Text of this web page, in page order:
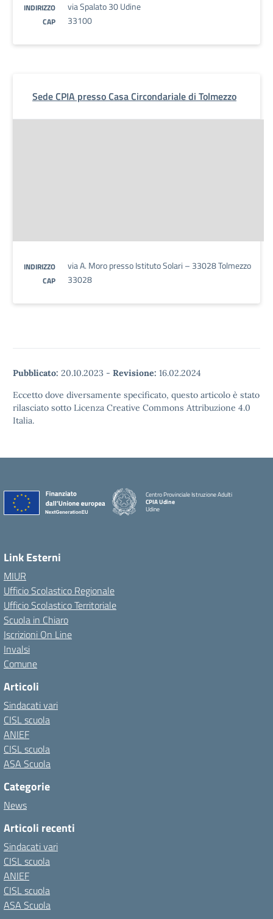
INDIRIZZO via Spalato 30 Udine
CAP 33100
Sede CPIA presso Casa Circondariale di Tolmezzo
INDIRIZZO via A. Moro presso Istituto Solari – 33028 Tolmezzo
CAP 33028
Pubblicato: 20.10.2023 - Revisione: 16.02.2024
Eccetto dove diversamente specificato, questo articolo è stato
rilasciato sotto Licenza Creative Commons Attribuzione 4.0
Italia.
Centro Provinciale Istruzione Adulti
CPIA Udine
Udine
Link Esterni
MIUR
Ufficio Scolastico Regionale
Ufficio Scolastico Territoriale
Scuola in Chiaro
Iscrizioni On Line
Invalsi
Comune
Articoli
Sindacati vari
CISL scuola
ANIEF
CISL scuola
ASA Scuola
Categorie
News
Articoli recenti
Sindacati vari
CISL scuola
ANIEF
CISL scuola
ASA Scuola